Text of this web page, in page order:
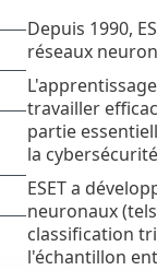
Depuis 1990,
réseaux
travailler
partie
la
ESET a
neuronaux
classification
l'échantillon